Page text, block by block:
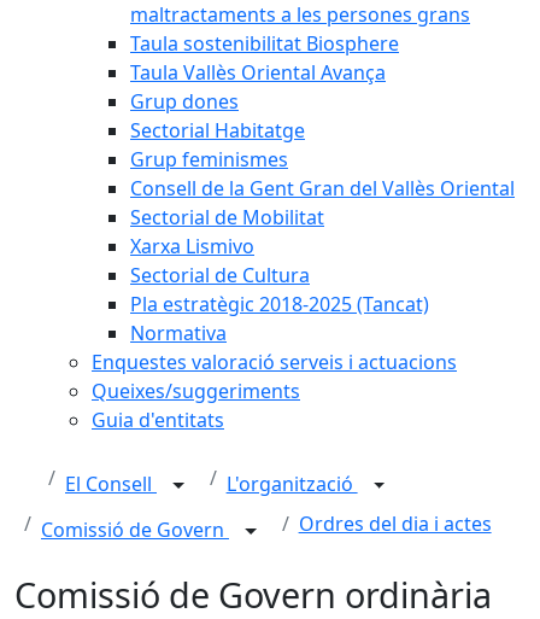
maltractaments a les persones grans
Taula sostenibilitat Biosphere
Taula Vallès Oriental Avança
Grup dones
Sectorial Habitatge
Grup feminismes
Consell de la Gent Gran del Vallès Oriental
Sectorial de Mobilitat
Xarxa Lismivo
Sectorial de Cultura
Pla estratègic 2018-2025 (Tancat)
Normativa
Enquestes valoració serveis i actuacions
Queixes/suggeriments
Guia d'entitats
El Consell
L'organització
Comissió de Govern
Ordres del dia i actes
Comissió de Govern ordinària